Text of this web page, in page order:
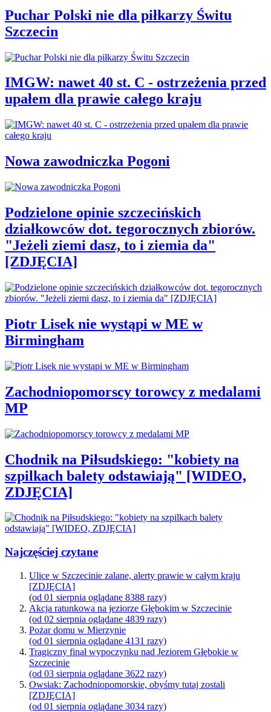
Puchar Polski nie dla piłkarzy Świtu
Szczecin
IMGW: nawet 40 st. C - ostrzeżenia przed
upałem dla prawie całego kraju
Nowa zawodniczka Pogoni
Podzielone opinie szczecińskich
działkowców dot. tegorocznych zbiorów.
"Jeżeli ziemi dasz, to i ziemia da"
[ZDJĘCIA]
Piotr Lisek nie wystąpi w ME w
Birmingham
Zachodniopomorscy torowcy z medalami
MP
Chodnik na Piłsudskiego: "kobiety na
szpilkach balety odstawiają" [WIDEO,
ZDJĘCIA]
Najczęściej czytane
Ulice w Szczecinie zalane, alerty prawie w całym kraju
[ZDJĘCIA]
(od 01 sierpnia oglądane 8388 razy)
Akcja ratunkowa na jeziorze Głębokim w Szczecinie
(od 02 sierpnia oglądane 4839 razy)
Pożar domu w Mierzynie
(od 01 sierpnia oglądane 4131 razy)
Tragiczny finał wypoczynku nad Jeziorem Głębokie w
Szczecinie
(od 03 sierpnia oglądane 3622 razy)
Owsiak: Zachodniopomorskie, obyśmy tutaj zostali
[ZDJĘCIA]
(od 01 sierpnia oglądane 3034 razy)